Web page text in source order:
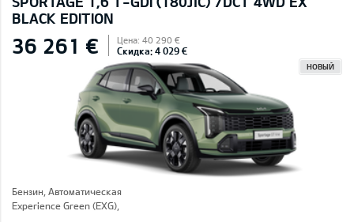
BLACK EDITION
36 261 € Цена: 40 290 €
Скидка: 4 029 €
НОВЫЙ
Бензин, Автоматическая
Experience Green (EXG),